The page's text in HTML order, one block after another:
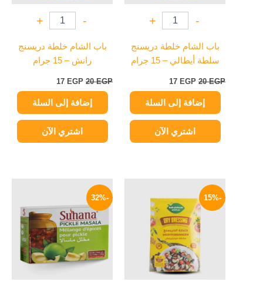
-
+
باب الشام خلطة دريسنج
سلطة أيطالي – 15 جرام
20EGP
17 EGP
إضافة إلى السلة
اشتري الآن
-
+
باب الشام خلطة دريسنج
رانش – 15 جرام
20EGP
17 EGP
إضافة إلى السلة
اشتري الآن
-15%
هو:
20 EGP.
هو:
17 EGP.
-32%
هو:
250 EGP.
169 EGP.